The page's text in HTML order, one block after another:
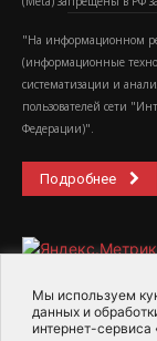
Мы используем
данных и
интернет-
"На информационном
(информационные
систематизации и
пользователей сети
Федерации)".
Подробнее